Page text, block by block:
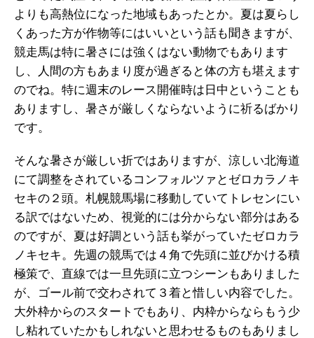
よりも高熱位になった地域もあったとか。夏は夏らし
くあった方が作物等にはいいという話も聞きますが、
競走馬は特に暑さには強くはない動物でもあります
し、人間の方もあまり度が過ぎると体の方も堪えます
のでね。特に週末のレース開催時は日中ということも
ありますし、暑さが厳しくならないように祈るばかり
です。
そんな暑さが厳しい折ではありますが、涼しい北海道
にて調整をされているコンフォルツァとゼロカラノキ
セキの２頭。札幌競馬場に移動していてトレセンにい
る訳ではないため、視覚的には分からない部分はある
のですが、夏は好調という話も挙がっていたゼロカラ
ノキセキ。先週の競馬では４角で先頭に並びかける積
極策で、直線では一旦先頭に立つシーンもありました
が、ゴール前で交わされて３着と惜しい内容でした。
大外枠からのスタートでもあり、内枠からならもう少
し粘れていたかもしれないと思わせるものもありまし